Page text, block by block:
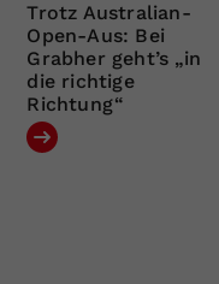
Trotz Australian-
Open-Aus: Bei
Grabher geht’s „in
die richtige
Richtung“